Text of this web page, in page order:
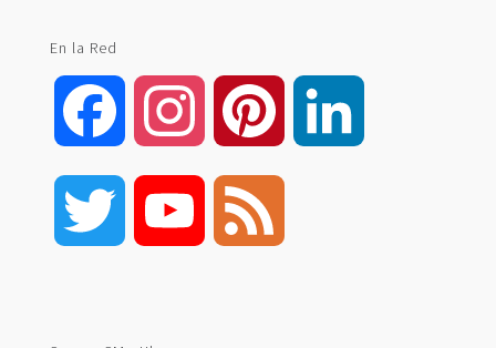
En la Red
Facebook Instagram Pinterest
Twitter YouTube